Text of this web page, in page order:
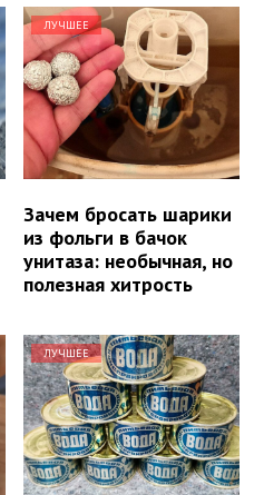
ЛУЧШЕЕ
Зачем бросать шарики
из фольги в бачок
унитаза: необычная, но
полезная хитрость
ЛУЧШЕЕ